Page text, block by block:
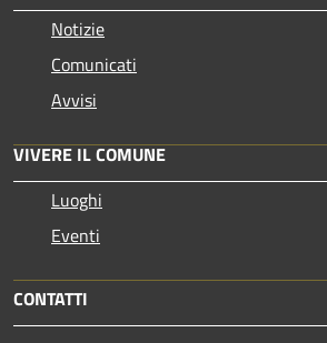
Notizie
Comunicati
Avvisi
VIVERE IL COMUNE
Luoghi
Eventi
CONTATTI